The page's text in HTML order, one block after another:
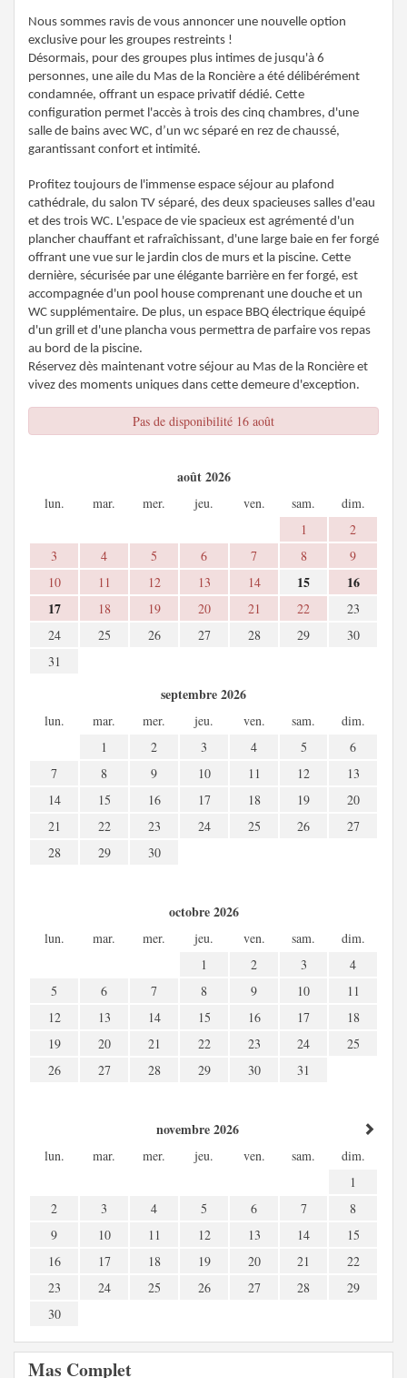
Nous sommes ravis de vous annoncer une nouvelle option
exclusive pour les groupes restreints !
Désormais, pour des groupes plus intimes de jusqu'à 6
personnes, une aile du Mas de la Roncière a été délibérément
condamnée, offrant un espace privatif dédié. Cette
configuration permet l'accès à trois des cinq chambres, d'une
salle de bains avec WC, d’un wc séparé en rez de chaussé,
garantissant confort et intimité.
Profitez toujours de l'immense espace séjour au plafond
cathédrale, du salon TV séparé, des deux spacieuses salles d'eau
et des trois WC. L'espace de vie spacieux est agrémenté d'un
plancher chauffant et rafraîchissant, d'une large baie en fer forgé
offrant une vue sur le jardin clos de murs et la piscine. Cette
dernière, sécurisée par une élégante barrière en fer forgé, est
accompagnée d'un pool house comprenant une douche et un
WC supplémentaire. De plus, un espace BBQ électrique équipé
d'un grill et d'une plancha vous permettra de parfaire vos repas
au bord de la piscine.
Réservez dès maintenant votre séjour au Mas de la Roncière et
vivez des moments uniques dans cette demeure d'exception.
Pas de disponibilité 16 août
août 2026
lun. mar. mer. jeu. ven. sam.
dim.
1
2
3
4 5 6 7 8
9
10
11 12 13 14 15
16
17
18 19 20 21 22
23
24
25 26 27 28 29
30
31
septembre 2026
lun. mar. mer. jeu. ven. sam.
dim.
1
2 3 4 5
6
7
8 9 10 11 12
13
14
15 16 17 18 19
20
21
22 23 24 25 26
27
28
29 30
octobre 2026
lun. mar. mer. jeu. ven. sam.
dim.
1
2 3
4
5
6 7 8 9 10
11
12
13 14 15 16 17
18
19
20 21 22 23 24
25
26
27 28 29 30 31
novembre 2026
lun. mar. mer. jeu. ven. sam.
dim.
1
2
3 4 5 6 7
8
9
10 11 12 13 14
15
16
17 18 19 20 21
22
23
24 25 26 27 28
29
30
Mas Complet